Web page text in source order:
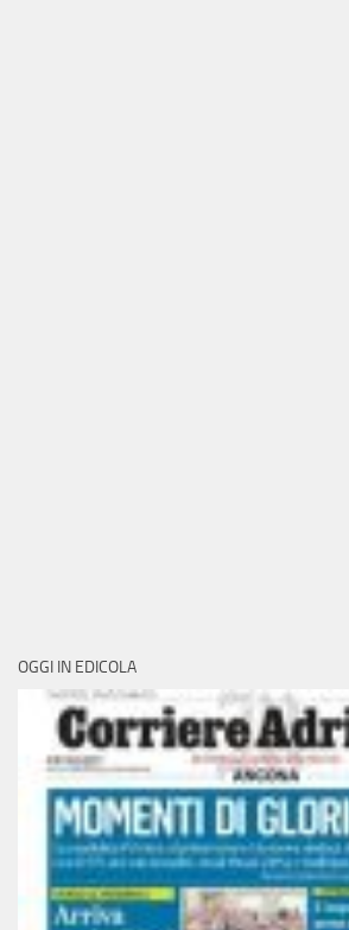
OGGI IN EDICOLA